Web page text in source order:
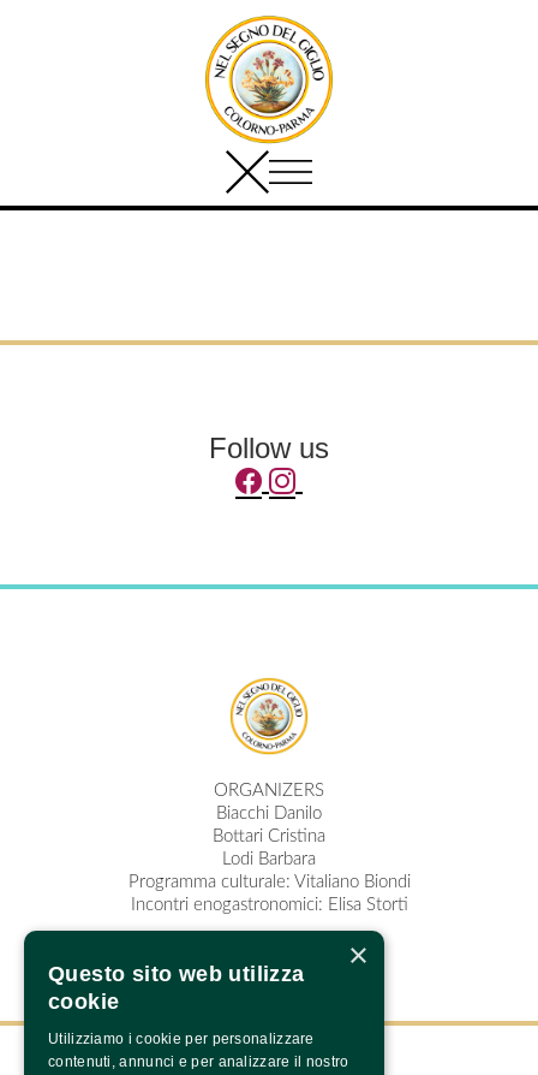
ORGANIZERS
Biacchi Danilo
Bottari Cristina
Lodi Barbara
Programma culturale: Vitaliano Biondi
Incontri enogastronomici: Elisa Storti
Follow us
×
Questo sito web utilizza
cookie
Utilizziamo i cookie per personalizzare
contenuti, annunci e per analizzare il nostro